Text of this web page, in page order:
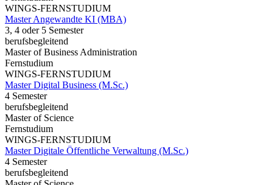
WINGS-FERNSTUDIUM
Master Angewandte KI (MBA)
3, 4 oder 5 Semester
berufsbegleitend
Master of Business Administration
Fernstudium
WINGS-FERNSTUDIUM
Master Digital Business (M.Sc.)
4 Semester
berufsbegleitend
Master of Science
Fernstudium
WINGS-FERNSTUDIUM
Master Digitale Öffentliche Verwaltung (M.Sc.)
4 Semester
berufsbegleitend